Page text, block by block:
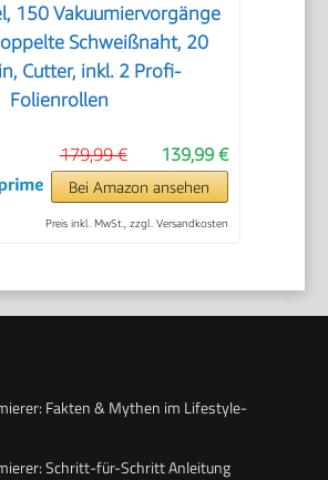
150 Vakuumiervorgänge
Schweißnaht, 20
Cutter, inkl. 2 Profi-
Folienrollen
139,99 €
179,99 €
Bei Amazon ansehen
Preis inkl. MwSt., zzgl. Versandkosten
Fakten & Mythen im Lifestyle-
Schritt-für-Schritt Anleitung